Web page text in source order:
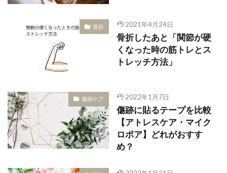
骨折 2021年4月24日
骨折したあと「関節が硬
くなった時の筋トレとス
トレッチ方法」
傷跡ケア 2022年1月7日
傷跡に貼るテープを比較
【アトレスケア・マイク
ロポア】どれがおすす
め？